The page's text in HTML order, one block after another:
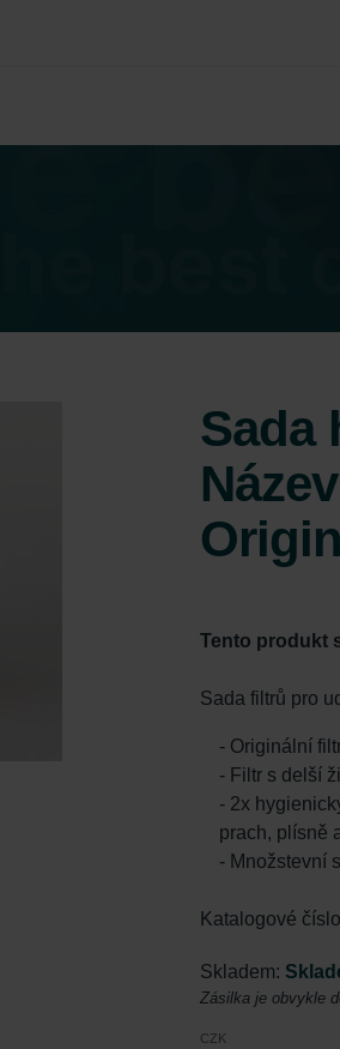
Sada
Tento produkt
Sada filtrů pro
- Originální
- Filtr s delší
- 2x
prach, plísně
- Množstevní
Katalogové
Skladem:
Zásilka je obvykle
CZK